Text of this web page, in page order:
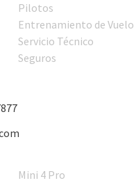
Pilotos
Entrenamiento de Vuelo
Servicio Técnico
Seguros
Mini 4 Pro